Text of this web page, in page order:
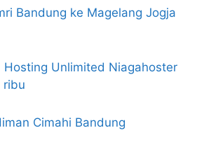
Bandung ke Magelang Jogja
Hosting Unlimited Niagahoster
ribu
Cimahi Bandung